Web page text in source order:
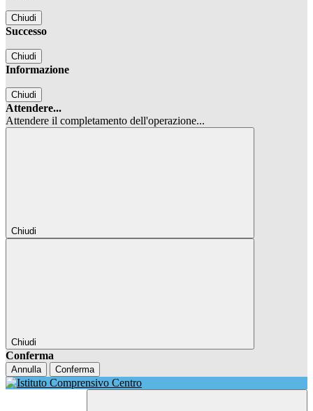
Chiudi
Successo
Chiudi
Informazione
Chiudi
Attendere...
Attendere il completamento dell'operazione...
Chiudi
Chiudi
Conferma
Annulla Conferma